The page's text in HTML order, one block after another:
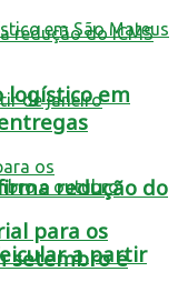
redução do
a partir
logístico em
para os
setembro e